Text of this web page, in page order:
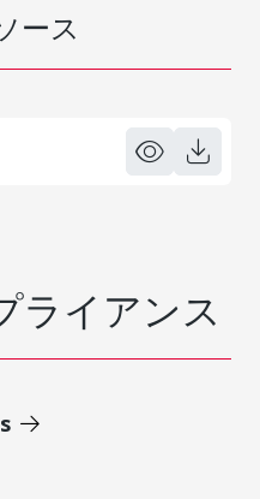
ース
ライアンス